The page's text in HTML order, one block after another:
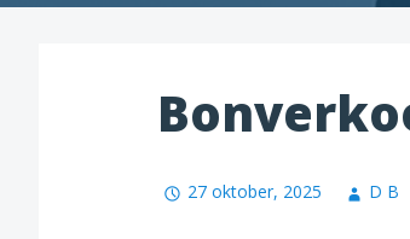
27 oktober, 2025 D B